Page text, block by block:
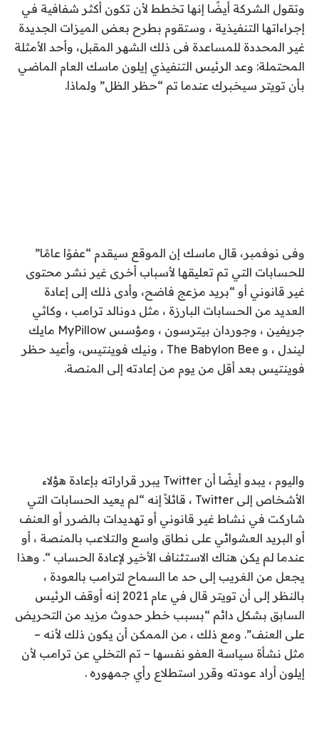
وتقول الشركة أيضًا إنها تخطط لأن تكون أكثر شفافية في
إجراءاتها التنفيذية ، وستقوم بطرح بعض الميزات الجديدة
غير المحددة للمساعدة فى ذلك الشهر المقبل، وأحد الأمثلة
المحتملة: وعد الرئيس التنفيذي إيلون ماسك العام الماضي
بأن تويتر سيخبرك عندما تم “حظر الظل” ولماذا.
وفى نوفمبر، قال ماسك إن الموقع سيقدم “عفوًا عامًا”
للحسابات التي تم تعليقها لأسباب أخرى غير نشر محتوى
غير قانوني أو “بريد مزعج فاضح، وأدى ذلك إلى إعادة
العديد من الحسابات البارزة ، مثل دونالد ترامب ، وكاثي
جريفين ، وجوردان بيترسون ، ومؤسس MyPillow مايك
ليندل ، و The Babylon Bee ، ونيك فوينتيس، وأعيد حظر
فوينتيس بعد أقل من يوم من إعادته إلى المنصة.
واليوم ، يبدو أيضًا أن Twitter يبرر قراراته بإعادة هؤلاء
الأشخاص إلى Twitter ، قائلاً إنه “لم يعيد الحسابات التي
شاركت في نشاط غير قانوني أو تهديدات بالضرر أو العنف
أو البريد العشوائي على نطاق واسع والتلاعب بالمنصة ، أو
عندما لم يكن هناك الاستئناف الأخير لإعادة الحساب “. وهذا
يجعل من الغريب إلى حد ما السماح لترامب بالعودة ،
بالنظر إلى أن تويتر قال في عام 2021 إنه أوقف الرئيس
السابق بشكل دائم “بسبب خطر حدوث مزيد من التحريض
على العنف”. ومع ذلك ، من الممكن أن يكون ذلك لأنه –
مثل نشأة سياسة العفو نفسها – تم التخلي عن ترامب لأن
إيلون أراد عودته وقرر استطلاع رأي جمهوره .